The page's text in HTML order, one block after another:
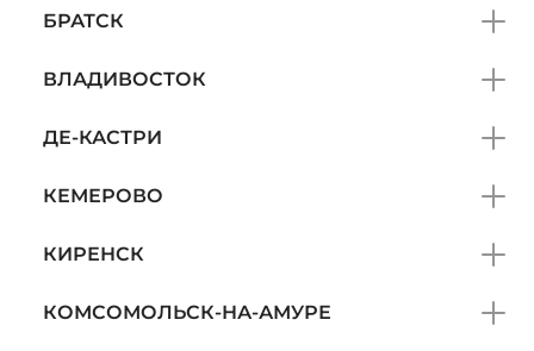
БРАТСК
ВЛАДИВОСТОК
ДЕ-КАСТРИ
КЕМЕРОВО
КИРЕНСК
КОМСОМОЛЬСК-НА-АМУРЕ